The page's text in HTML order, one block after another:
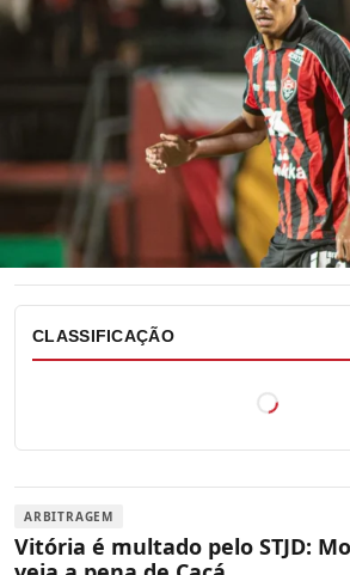
CLASSIFICAÇÃO
ARBITRAGEM
Vitória é multado pelo STJD: